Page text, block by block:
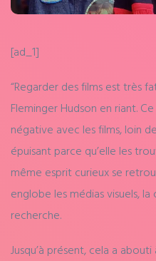
[ad_1]
“Regarder des films est très
Fleminger Hudson en riant.
négative avec les films, loin
épuisant parce qu’elle les
même esprit curieux se
englobe les médias visuels,
recherche.
Jusqu’à présent, cela a